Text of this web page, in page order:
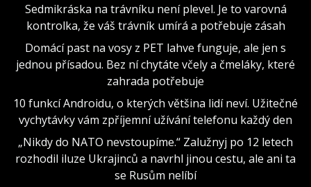
Sedmikráska na trávníku není plevel. Je to varovná
kontrolka, že váš trávník umírá a potřebuje zásah
Domácí past na vosy z PET lahve funguje, ale jen s
jednou přísadou. Bez ní chytáte včely a čmeláky, které
zahrada potřebuje
10 funkcí Androidu, o kterých většina lidí neví. Užitečné
vychytávky vám zpříjemní užívání telefonu každý den
„Nikdy do NATO nevstoupíme.“ Zalužnyj po 12 letech
rozhodil iluze Ukrajinců a navrhl jinou cestu, ale ani ta
se Rusům nelíbí